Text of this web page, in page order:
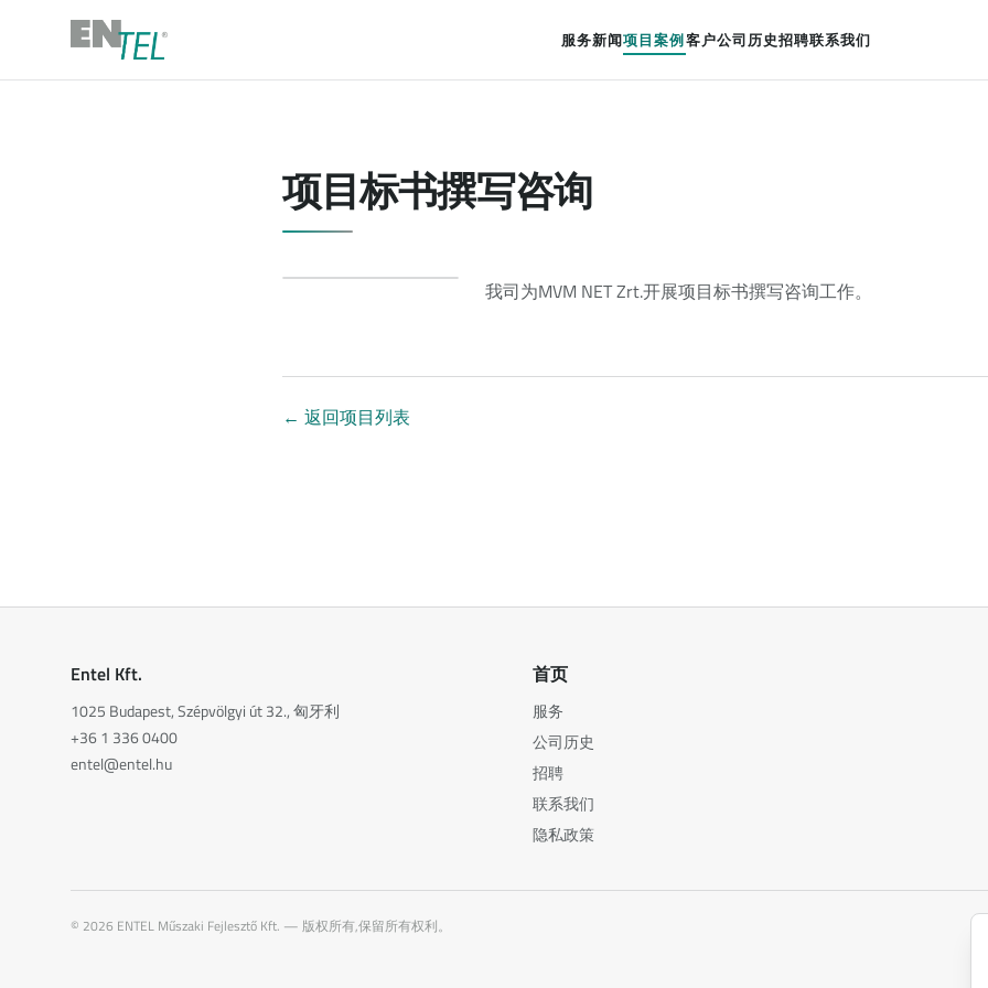
服务新闻项目案例客户公司历史招聘联系我们
项目标书撰写咨询
我司为MVM NET Zrt.开展项目标书撰写咨询工作。
← 返回项目列表
Entel Kft.
1025 Budapest, Szépvölgyi út 32., 匈牙利
+36 1 336 0400
entel@entel.hu
首页
服务
公司历史
招聘
联系我们
隐私政策
© 2026 ENTEL Műszaki Fejlesztő Kft. — 版权所有,保留所有权利。